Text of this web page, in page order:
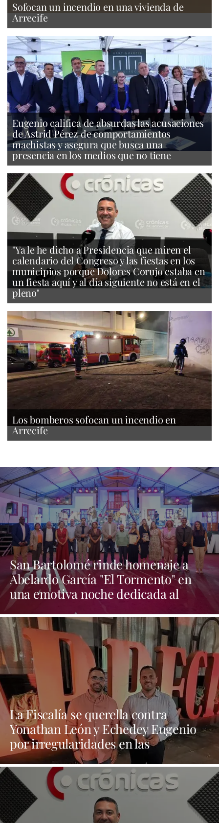
Sofocan un incendio en una vivienda de
Arrecife
Eugenio califica de absurdas las acusaciones
de Astrid Pérez de comportamientos
machistas y asegura que busca una
presencia en los medios que no tiene
"Ya le he dicho a Presidencia que miren el
calendario del Congreso y las fiestas en los
municipios porque Dolores Corujo estaba en
un fiesta aquí y al día siguiente no está en el
pleno"
Los bomberos sofocan un incendio en
Arrecife
San Bartolomé rinde homenaje a
Abelardo García "El Tormento" en
una emotiva noche dedicada al
folclore canario
La Fiscalía se querella contra
Yonathan León y Echedey Eugenio
por irregularidades en las
contrataciones de las fiestas